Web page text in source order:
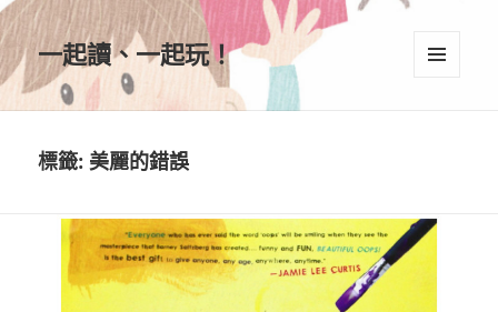
一起讀、一起玩！
標籤:美麗的錯誤